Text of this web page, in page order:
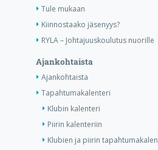
Tule mukaan
Kiinnostaako jäsenyys?
RYLA – Johtajuuskoulutus nuorille
Ajankohtaista
Ajankohtaista
Tapahtumakalenteri
Klubin kalenteri
Piirin kalenteriin
Klubien ja piirin